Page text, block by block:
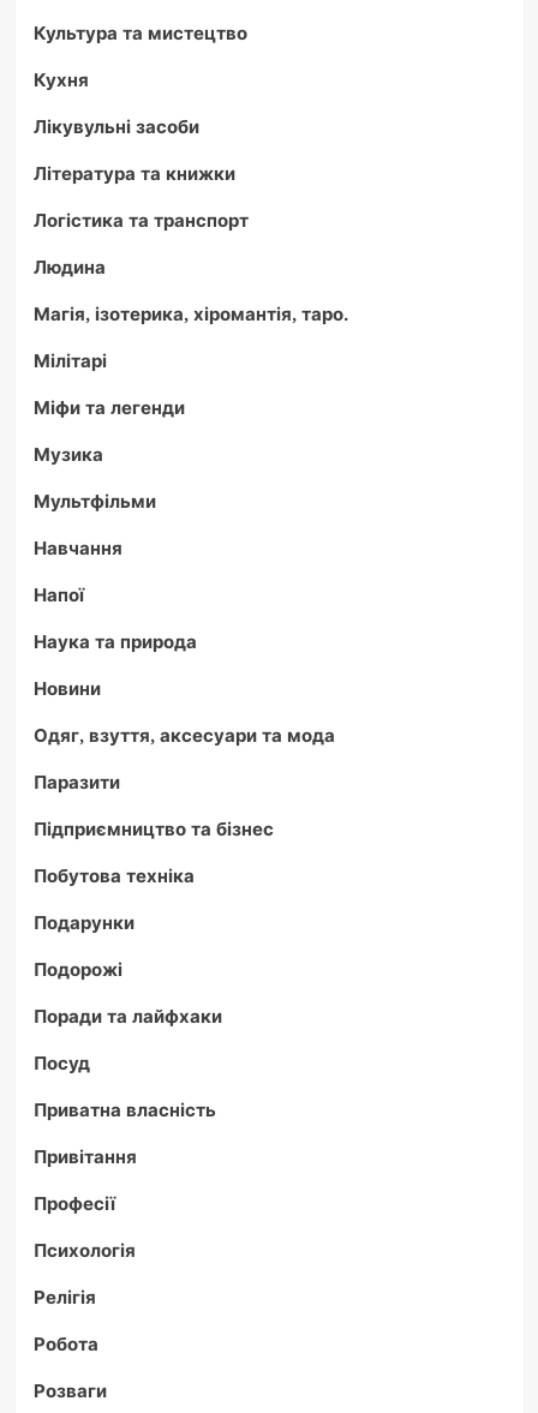
Культура та мистецтво
Кухня
Лікувульні засоби
Література та книжки
Логістика та транспорт
Людина
Магія, ізотерика, хіромантія, таро.
Мілітарі
Міфи та легенди
Музика
Мультфільми
Навчання
Напої
Наука та природа
Новини
Одяг, взуття, аксесуари та мода
Паразити
Підприємництво та бізнес
Побутова техніка
Подарунки
Подорожі
Поради та лайфхаки
Посуд
Приватна власність
Привітання
Професії
Психологія
Релігія
Робота
Розваги